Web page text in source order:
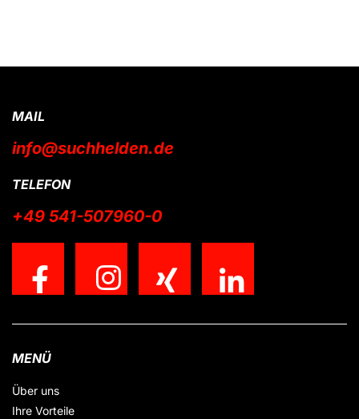
MAIL
info@suchhelden.de
TELEFON
+49 541-507960-0
MENÜ
Über uns
Ihre Vorteile